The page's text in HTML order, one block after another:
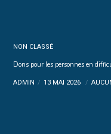
NON CLASSÉ
Dons pour les personnes en
ADMIN 13 MAI 2026